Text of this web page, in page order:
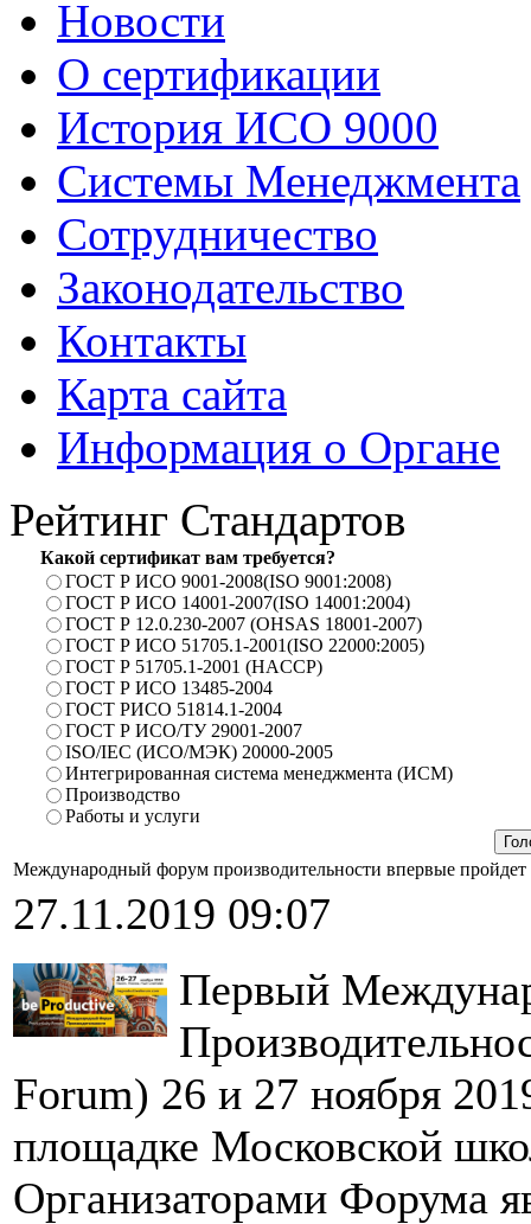
Новости
О сертификации
История ИСО 9000
Системы Менеджмента
Сотрудничество
Законодательство
Контакты
Карта сайта
Информация о Органе
Рейтинг Стандартов
Какой сертификат вам требуется?
ГОСТ Р ИСО 9001-2008(ISO 9001:2008)
ГОСТ Р ИСО 14001-2007(ISO 14001:2004)
ГОСТ Р 12.0.230-2007 (OHSAS 18001-2007)
ГОСТ Р ИСО 51705.1-2001(ISO 22000:2005)
ГОСТ Р 51705.1-2001 (HACCP)
ГОСТ Р ИСО 13485-2004
ГОСТ РИСО 51814.1-2004
ГОСТ Р ИСО/ТУ 29001-2007
ISO/IEC (ИСО/МЭК) 20000-2005
Интегрированная система менеджмента (ИСМ)
Производство
Работы и услуги
Международный форум производительности впервые
27.11.2019 09:07
Первый
Forum) 26 и 27 ноября
площадке Московской
Организаторами Форума